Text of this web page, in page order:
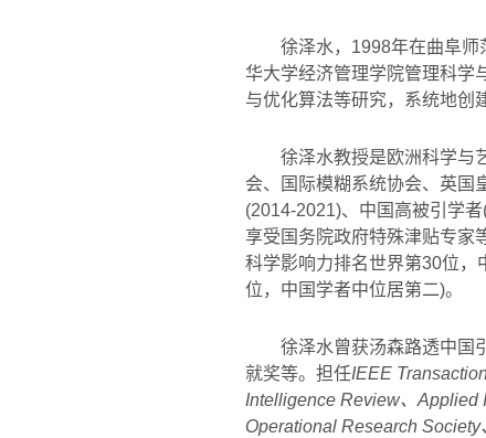
徐泽水， 1998年在曲阜师
华大学经济管理学院管理科学
与优化算法等研究，系统地创
徐泽水教授是欧洲科学与
会、国际模糊系统协会、英国
(2014-2021)、中国高被引学者
享受国务院政府特殊津贴专家
科学影响力排名世界第30位，
位，中国学者中位居第二)。
徐泽水曾获汤森路透中国
就奖等。担任IEEE
Intelligence Review、 Applied
Operational Research Society